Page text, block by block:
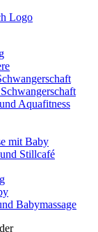
Aquafitness
mit Baby
Stillcafé
Babymassage